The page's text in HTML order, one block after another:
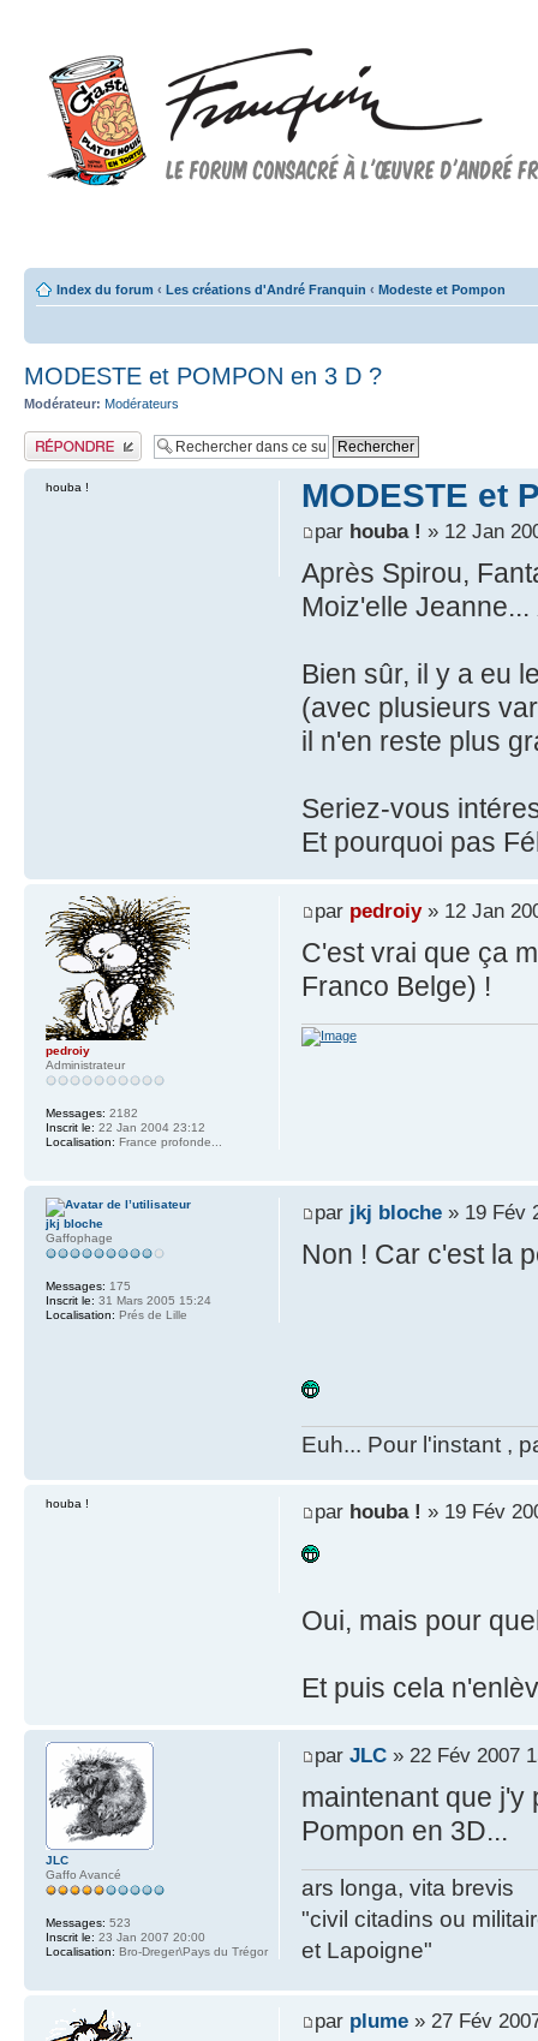
Index du forum ‹ Les créations d'André Franquin ‹ Modeste et Pompon
MODESTE et POMPON en 3 D ?
Modérateur: Modérateurs
Publier une réponse
MODESTE et
par houba ! » 12 Jan
Après Spirou,
Moiz'elle Jeanne...
Bien sûr, il y a eu
(avec plusieurs
il n'en reste plus
Seriez-vous
Et pourquoi pas
houba !
par pedroiy» 12 Jan
C'est vrai que ça
Franco Belge) !
pedroiy
Administrateur
Messages: 2182
Inscrit le: 22 Jan 2004 23:12
Localisation: France profonde...
par jkj bloche» 19 Fév
Non ! Car c'est la
Euh... Pour l'instant ,
jkj bloche
Gaffophage
Messages: 175
Inscrit le: 31 Mars 2005 15:24
Localisation: Prés de Lille
par houba ! » 19 Fév
Oui, mais pour
Et puis cela
houba !
par JLC» 22 Fév 2007
maintenant que j'y
Pompon en 3D...
ars longa, vita brevis
"civil citadins ou
et Lapoigne"
JLC
Gaffo Avancé
Messages: 523
Inscrit le: 23 Jan 2007 20:00
Localisation: Bro-Dreger\Pays du Trégor
par plume» 27 Fév